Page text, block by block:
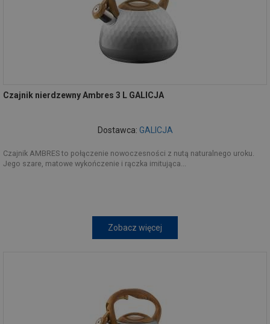
Czajnik nierdzewny Ambres 3 L GALICJA
Dostawca: GALICJA
Czajnik AMBRES to połączenie nowoczesności z nutą naturalnego uroku.
Jego szare, matowe wykończenie i rączka imitująca...
Zobacz więcej